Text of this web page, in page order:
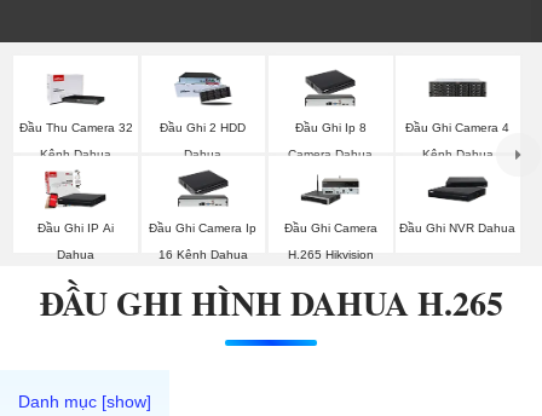
Đầu Thu Camera 32
Kênh Dahua
Đầu Ghi 2 HDD
Dahua
Đầu Ghi Ip 8
Camera Dahua
Đầu Ghi Camera 4
Kênh Dahua
Đầu Ghi IP Ai
Dahua
Đầu Ghi Camera Ip
16 Kênh Dahua
Đầu Ghi Camera
H.265 Hikvision
Đầu Ghi NVR Dahua
ĐẦU GHI HÌNH DAHUA H.265